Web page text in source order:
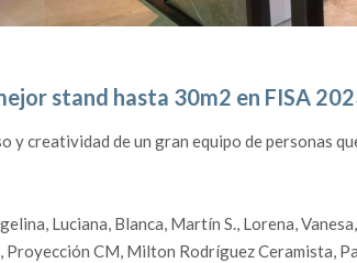
stand hasta 30m2 en FISA
y creatividad de un gran equipo de personas
Luciana, Blanca, Martín S., Lorena,
CM, Milton Rodríguez Ceramista,